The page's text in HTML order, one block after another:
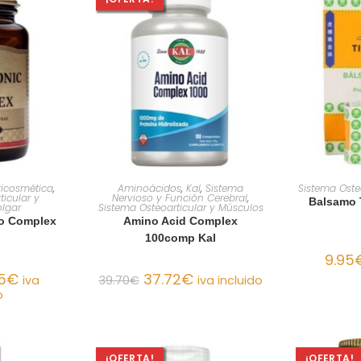
,
y
Complex
€ iva
AÑADIR AL CARRITO
Aminoácidos, Kal, Sistema
Nervioso y Función Cerebral,
Sistema Osteoarticular y Músculos
Amino Acid Complex
100comp Kal
39.70€ 37.72€ iva incluido
Sistema
Balsamo
9.95